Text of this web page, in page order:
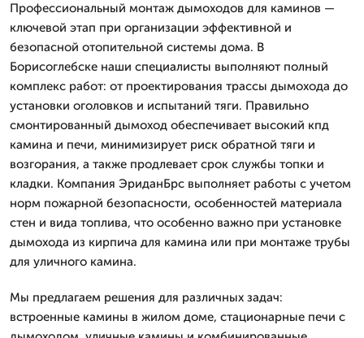
Профессиональный монтаж дымоходов для каминов —
ключевой этап при организации эффективной и
безопасной отопительной системы дома. В
Борисоглебске наши специалисты выполняют полный
комплекс работ: от проектирования трассы дымохода до
установки оголовков и испытаний тяги. Правильно
смонтированный дымоход обеспечивает высокий кпд
камина и печи, минимизирует риск обратной тяги и
возгорания, а также продлевает срок службы топки и
кладки. Компания ЭриданБрс выполняет работы с учетом
норм пожарной безопасности, особенностей материала
стен и вида топлива, что особенно важно при установке
дымохода из кирпича для камина или при монтаже трубы
для уличного камина.
Мы предлагаем решения для различных задач:
встроенные камины в жилом доме, стационарные печи с